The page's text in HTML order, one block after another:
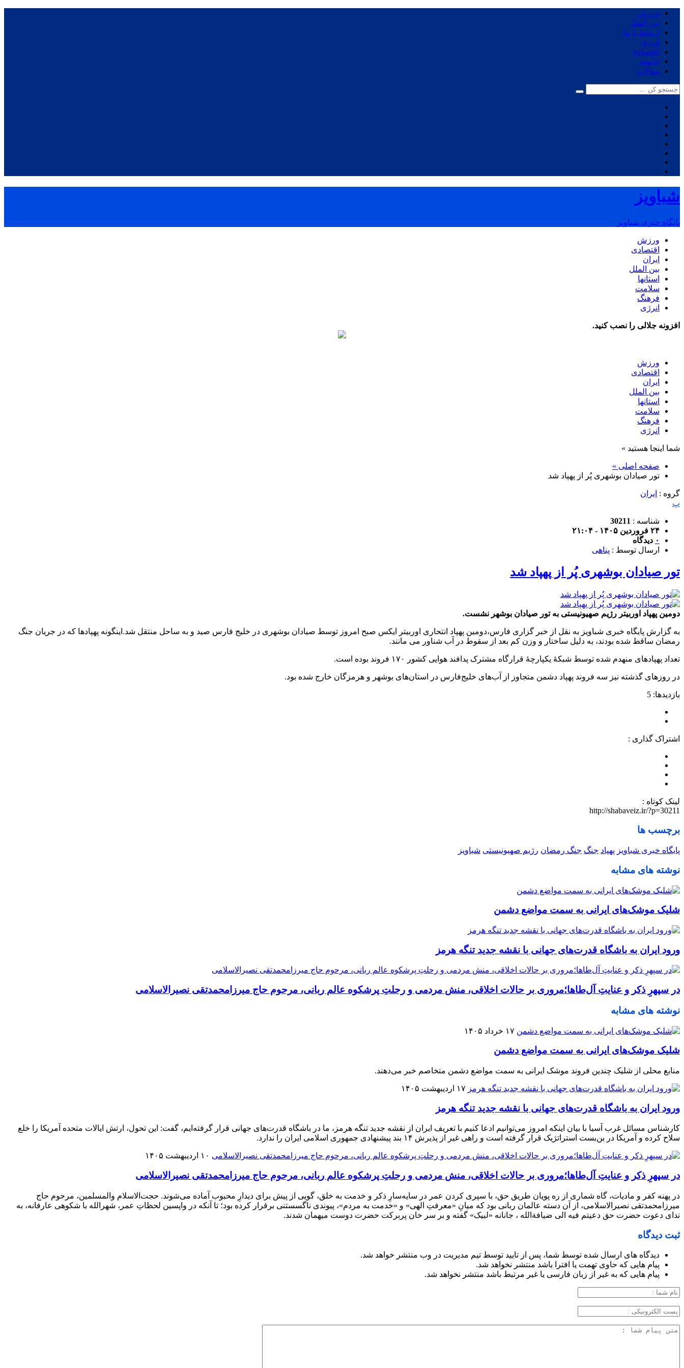
ورزش
بین الملل
ارتباط با ما
انرژی
اقتصادی
جامعه
مقالات
شباویز
پایگاه خبری شباویز
ورزش
اقتصادی
ایران
بین الملل
استانها
سلامت
فرهنگ
انرژی
افزونه جلالی را نصب کنید.
ورزش
اقتصادی
ایران
بین الملل
استانها
سلامت
فرهنگ
انرژی
شما اینجا هستید »
صفحه اصلی »
تور صیادان بوشهری پُر از پهپاد شد
گروه : ایران
پ
شناسه : 30211
۲۴ فروردین ۱۴۰۵ - ۲۱:۰۴
۰ دیدگاه
ارسال توسط : پناهی
تور صیادان بوشهری پُر از پهپاد شد
دومین پهپاد اوربیتر رژیم صهیونیستی به تور صیادان بوشهر نشست.
به گزارش پایگاه خبری شباویز به نقل از خبر گزاری فارس،دومین پهپاد انتحاری اوربیتر ایکس صبح امروز توسط صیادان بوشهری در خلیج فارس صید و به ساحل منتقل شد.اینگونه پهپادها که در جریان جنگ
رمضان ساقط شده بودند، به دلیل ساختار و وزن کم بعد از سقوط در آب شناور می مانند.
تعداد پهپادهای منهدم شده توسط شبکۀ یکپارچۀ قرارگاه مشترک پدافند هوایی کشور ۱۷۰ فروند بوده است.
در روزهای گذشته نیز سه فروند پهپاد دشمن متجاوز از آب‌های خلیج‌فارس در استان‌های بوشهر و هرمزگان خارج شده بود.
بازدیدها: 5
اشتراک گذاری :
لینک کوتاه :
http://shabaveiz.ir/?p=30211
برچسب ها
پایگاه خبری شباویز پهپاد جنگ جنگ رمضان رژیم صهیونیستی شباویز
نوشته های مشابه
شلیک موشک‌های ایرانی به سمت مواضع دشمن
ورود ایران به باشگاه قدرت‌های جهانی با نقشه جدید تنگه هرمز
در سپهرِ ذکر و عنایتِ آل‌طاها؛مروری بر حالات اخلاقی، منش مردمی و رحلتِ پرشکوه عالم ربانی، مرحوم حاج میرزامحمدتقی نصیرالاسلامی
نوشته های مشابه
۱۷ خرداد ۱۴۰۵
شلیک موشک‌های ایرانی به سمت مواضع دشمن
منابع محلی از شلیک چندین فروند موشک ایرانی به سمت مواضع دشمن متخاصم خبر می‌دهند.
۱۷ اردیبهشت ۱۴۰۵
ورود ایران به باشگاه قدرت‌های جهانی با نقشه جدید تنگه هرمز
کارشناس مسائل غرب آسیا با بیان اینکه امروز می‌توانیم ادعا کنیم با تعریف ایران از نقشه جدید تنگه هرمز، ما در باشگاه قدرت‌های جهانی قرار گرفته‌ایم، گفت: این تحول، ارتش ایالات متحده آمریکا را خلع
سلاح کرده و آمریکا در بن‌بست استراتژیک قرار گرفته است و راهی غیر از پذیرش ۱۴ بند پیشنهادی جمهوری اسلامی ایران را ندارد.
۱۰ اردیبهشت ۱۴۰۵
در سپهرِ ذکر و عنایتِ آل‌طاها؛مروری بر حالات اخلاقی، منش مردمی و رحلتِ پرشکوه عالم ربانی، مرحوم حاج میرزامحمدتقی نصیرالاسلامی
در پهنه کفر و مادیات، گاه شماری از ره پویان طریق حق، با سپری کردن عمر در سایه‌سارِ ذکر و خدمت به خلق، گویی از پیش برای دیدارِ محبوب آماده می‌شوند. حجت‌الاسلام والمسلمین، مرحوم حاج
میرزامحمدتقی نصیرالاسلامی، از آن دسته عالمان ربانی بود که میانِ «معرفتِ الهی» و «خدمت به مردم»، پیوندی ناگسستنی برقرار کرده بود؛ تا آنکه در واپسین لحظاتِ عمر، شهرالله با شکوهی عارفانه، به
ندای دعوت حضرت حق دعیتم فیه الی ضیافةالله ، جانانه «لبیک» گفته و بر سر خان پربرکت حضرت دوست میهمان شدند.
ثبت دیدگاه
دیدگاه های ارسال شده توسط شما، پس از تایید توسط تیم مدیریت در وب منتشر خواهد شد.
پیام هایی که حاوی تهمت یا افترا باشد منتشر نخواهد شد.
پیام هایی که به غیر از زبان فارسی یا غیر مرتبط باشد منتشر نخواهد شد.